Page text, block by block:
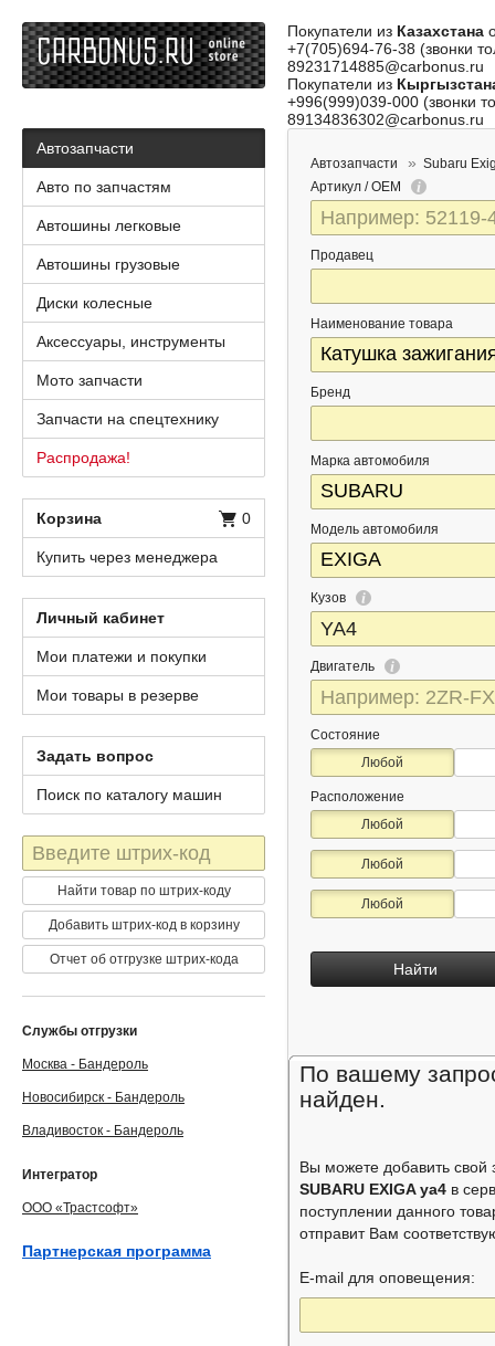
Покупатели из Казахстана
+7(705)694-76-38 (звонки
89231714885@carbonus.ru
Покупатели из
+996(999)039-000 (звонки
89134836302@carbonus.ru
Автозапчасти
Subaru
Артикул / OEM
Продавец
Наименование товара
Бренд
Марка автомобиля
Модель автомобиля
Кузов
Двигатель
Состояние
Любой
Расположение
Любой
Любой
Любой
Найти
По вашему
найден.
Вы можете добавить свой
SUBARU EXIGA ya4 в
поступлении данного
отправит Вам
E-mail для оповещения:
Автозапчасти
Авто по запчастям
Автошины легковые
Автошины грузовые
Диски колесные
Аксессуары, инструменты
Мото запчасти
Запчасти на спецтехнику
Распродажа!
Корзина 0
Купить через менеджера
Личный кабинет
Мои платежи и покупки
Мои товары в резерве
Задать вопрос
Поиск по каталогу машин
Штрих-
код
Найти товар по штрих-коду
Добавить штрих-код в корзину
Отчет об отгрузке штрих-кода
Службы отгрузки
Москва - Бандероль
Новосибирск - Бандероль
Владивосток - Бандероль
Интегратор
ООО «Трастсофт»
Партнерская программа